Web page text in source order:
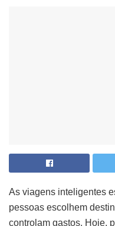
As viagens inteligentes
pessoas escolhem
controlam gastos. Hoje,